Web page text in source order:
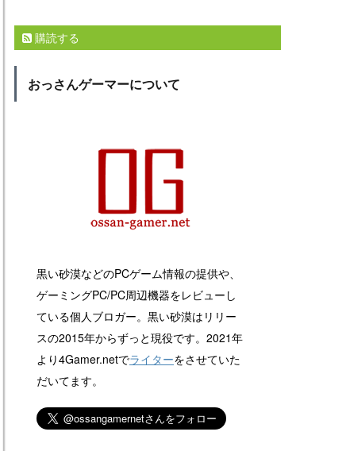
購読する
おっさんゲーマーについて
黒い砂漠などのPCゲーム情報の提供や、
ゲーミングPC/PC周辺機器をレビューし
ている個人ブロガー。黒い砂漠はリリー
スの2015年からずっと現役です。2021年
より4Gamer.netでライターをさせていた
だいてます。